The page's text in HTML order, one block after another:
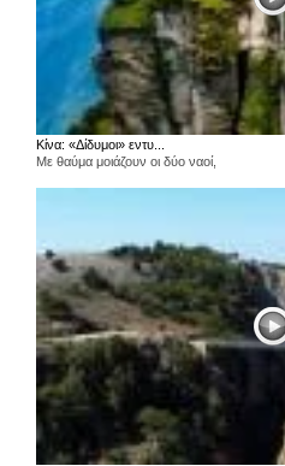
Κίνα: «Δίδυμοι» εντυ...
Με θαύμα μοιάζουν οι δύο ναοί,